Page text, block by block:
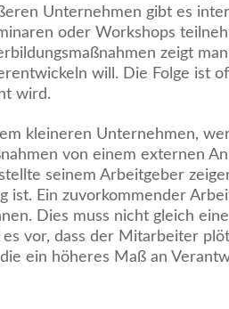
Unternehmen gibt es
oder Workshops
zeigt
will. Die Folge ist
wird.
kleineren Unternehmen,
von einem externen
seinem Arbeitgeber
ist. Ein zuvorkommender
Dies muss nicht gleich
vor, dass der Mitarbeiter
ein höheres Maß an